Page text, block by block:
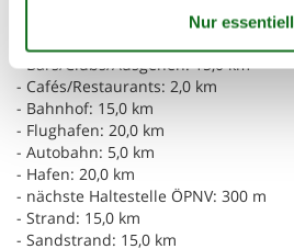
- nächstgelegene Ortsmitte: 300 m
- Bars/Clubs/Ausgehen: 15,0 km
- Cafés/Restaurants: 2,0 km
- Bahnhof: 15,0 km
- Flughafen: 20,0 km
- Autobahn: 5,0 km
- Hafen: 20,0 km
- nächste Haltestelle ÖPNV: 300 m
- Strand: 15,0 km
- Sandstrand: 15,0 km